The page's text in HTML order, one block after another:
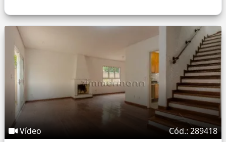
Vídeo Cód.: 289418